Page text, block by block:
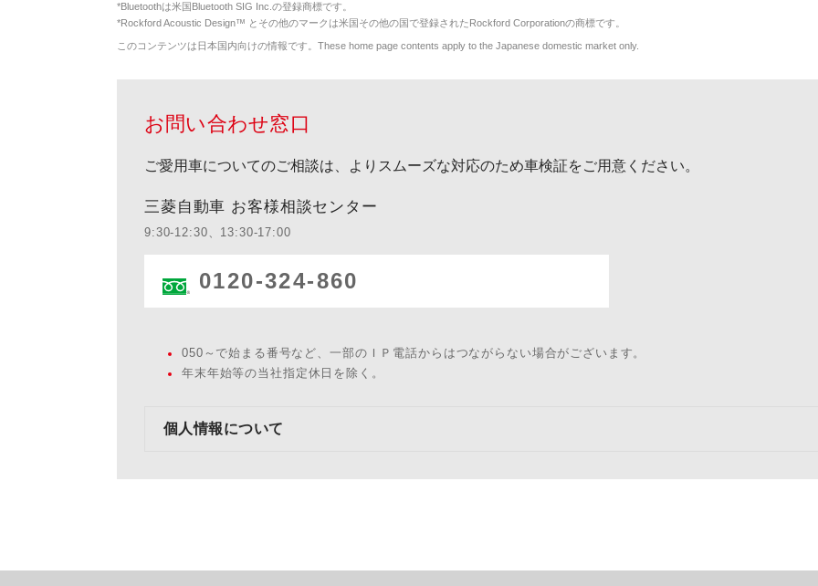
*Bluetoothは米国Bluetooth SIG Inc.の登録商標です。
*Rockford Acoustic Design™ とその他のマークは米国その他の国で登録されたRockford Corporationの商標です。
このコンテンツは日本国内向けの情報です。These home page contents apply to the Japanese domestic market only.
お問い合わせ窓口
ご愛用車についてのご相談は、よりスムーズな対応のため車検証をご用意ください。
三菱自動車 お客様相談センター
9:30-12:30、13:30-17:00
0120-324-860
050～で始まる番号など、一部のＩＰ電話からはつながらない場合がございます。
年末年始等の当社指定休日を除く。
個人情報について